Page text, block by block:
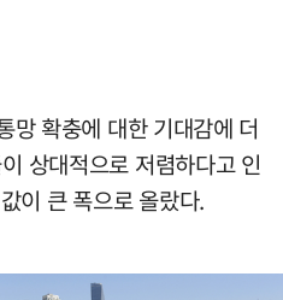
망 확충에 대한 기대감에 더
상대적으로 저렴하다고 인
이 큰 폭으로 올랐다.